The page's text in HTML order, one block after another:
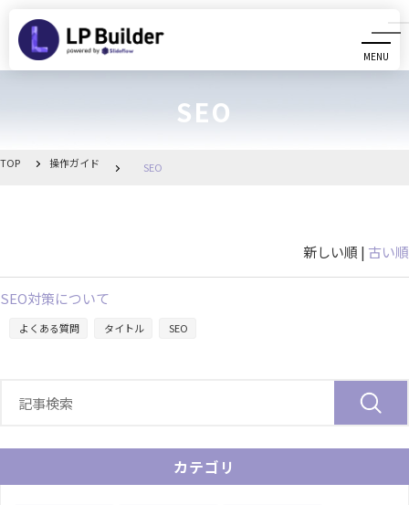
MENU
SEO
CLOSE
動画マニュアル
お知らせ一覧
TOP 操作ガイド SEO
新しい順 | 古い順
SEO対策について
よくある質問 タイトル SEO
カテゴリ